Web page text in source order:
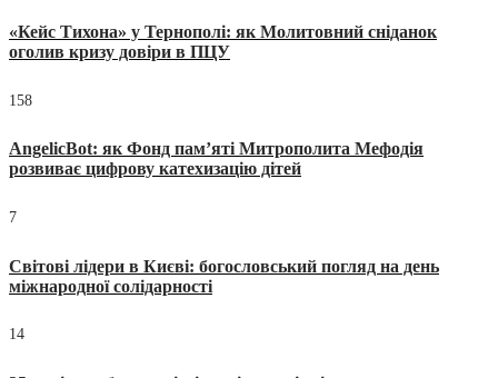
«Кейс Тихона» у Тернополі: як Молитовний сніданок
оголив кризу довіри в ПЦУ
158
AngelicBot: як Фонд пам’яті Митрополита Мефодія
розвиває цифрову катехизацію дітей
7
Світові лідери в Києві: богословський погляд на день
міжнародної солідарності
14